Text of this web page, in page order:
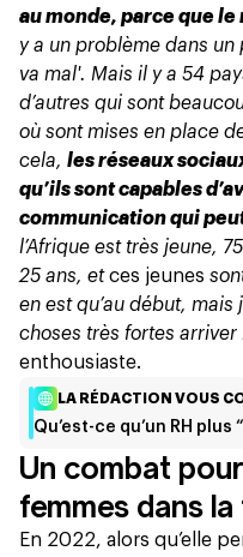
au monde, parce que le
y a un problème dans un
va mal'. Mais il y a 54
d’autres qui sont
où sont mises en place
cela, les réseaux
qu’ils sont capables
communication qui
l’Afrique est très jeune,
25 ans, etces jeunes
en est qu’au début, mais
choses très fortes arriver
enthousiaste.
LA RÉDACTION VOUS
Qu’est-ce qu’un RH plus
Un combat
femmes dans
En 2022, alors qu’elle